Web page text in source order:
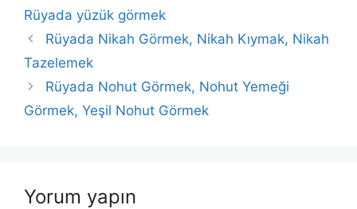
Rüyada yüzük görmek
Rüyada Nikah Görmek, Nikah Kıymak, Nikah
Tazelemek
Rüyada Nohut Görmek, Nohut Yemeği
Görmek, Yeşil Nohut Görmek
Yorum yapın